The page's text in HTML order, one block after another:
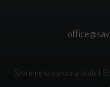
Savremena osnovna škola |